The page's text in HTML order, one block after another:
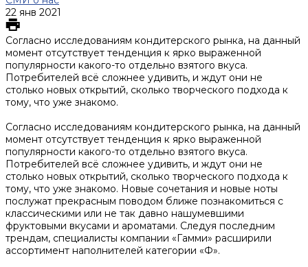
22 янв 2021
Согласно исследованиям кондитерского рынка, на данный
момент отсутствует тенденция к ярко выраженной
популярности какого-то отдельно взятого вкуса.
Потребителей всё сложнее удивить, и ждут они не
столько новых открытий, сколько творческого подхода к
тому, что уже знакомо.
Согласно исследованиям кондитерского рынка, на данный
момент отсутствует тенденция к ярко выраженной
популярности какого-то отдельно взятого вкуса.
Потребителей всё сложнее удивить, и ждут они не
столько новых открытий, сколько творческого подхода к
тому, что уже знакомо. Новые сочетания и новые ноты
послужат прекрасным поводом ближе познакомиться с
классическими или не так давно нашумевшими
фруктовыми вкусами и ароматами. Следуя последним
трендам, специалисты компании «Гамми» расширили
ассортимент наполнителей категории «Ф».